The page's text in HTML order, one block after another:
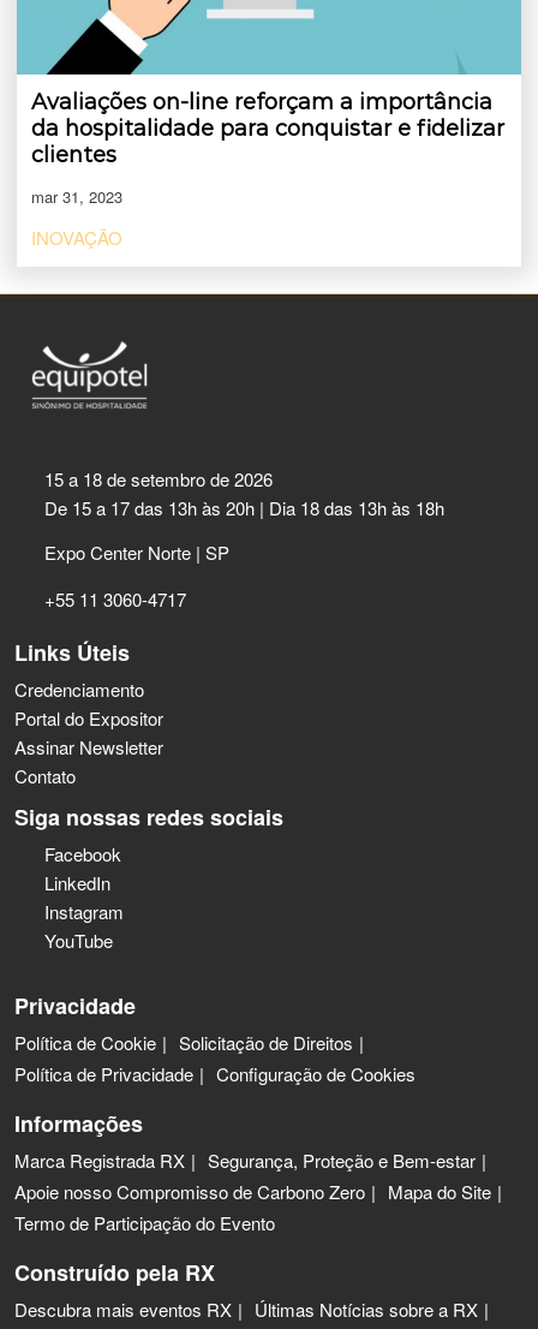
Avaliações on-line reforçam a importância
da hospitalidade para conquistar e fidelizar
clientes
mar 31, 2023
INOVAÇÃO
15 a 18 de setembro de 2026
De 15 a 17 das 13h às 20h | Dia 18 das 13h às 18h
Expo Center Norte | SP
+55 11 3060-4717
Links Úteis
Credenciamento
Portal do Expositor
Assinar Newsletter
Contato
Siga nossas redes sociais
Facebook
LinkedIn
Instagram
YouTube
Privacidade
Política de Cookie
Solicitação de Direitos
Política de Privacidade
Configuração de Cookies
Informações
Marca Registrada RX
Segurança, Proteção e Bem-estar
Apoie nosso Compromisso de Carbono Zero
Mapa do Site
Termo de Participação do Evento
Construído pela RX
Descubra mais eventos RX
Últimas Notícias sobre a RX